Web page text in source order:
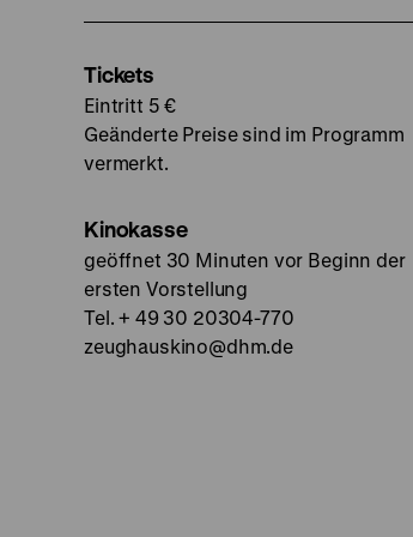
Tickets
Eintritt 5 €
Geänderte Preise sind im Programm
vermerkt.
Kinokasse
geöffnet 30 Minuten vor Beginn der
ersten Vorstellung
Tel. + 49 30 20304-770
zeughauskino@dhm.de